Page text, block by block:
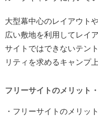
大型幕中心のレイアウト
広い敷地を利用してレイ
サイトではできないテン
リティを求めるキャンプ
フリーサイトのメリット
・フリーサイトのメリット